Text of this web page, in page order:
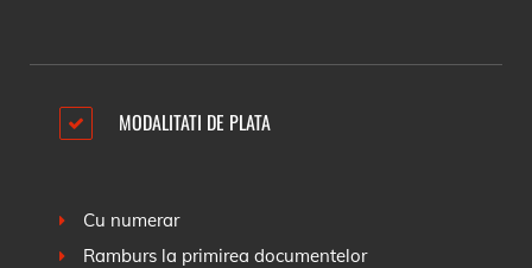
MODALITATI DE PLATA
Cu numerar
Ramburs la primirea documentelor